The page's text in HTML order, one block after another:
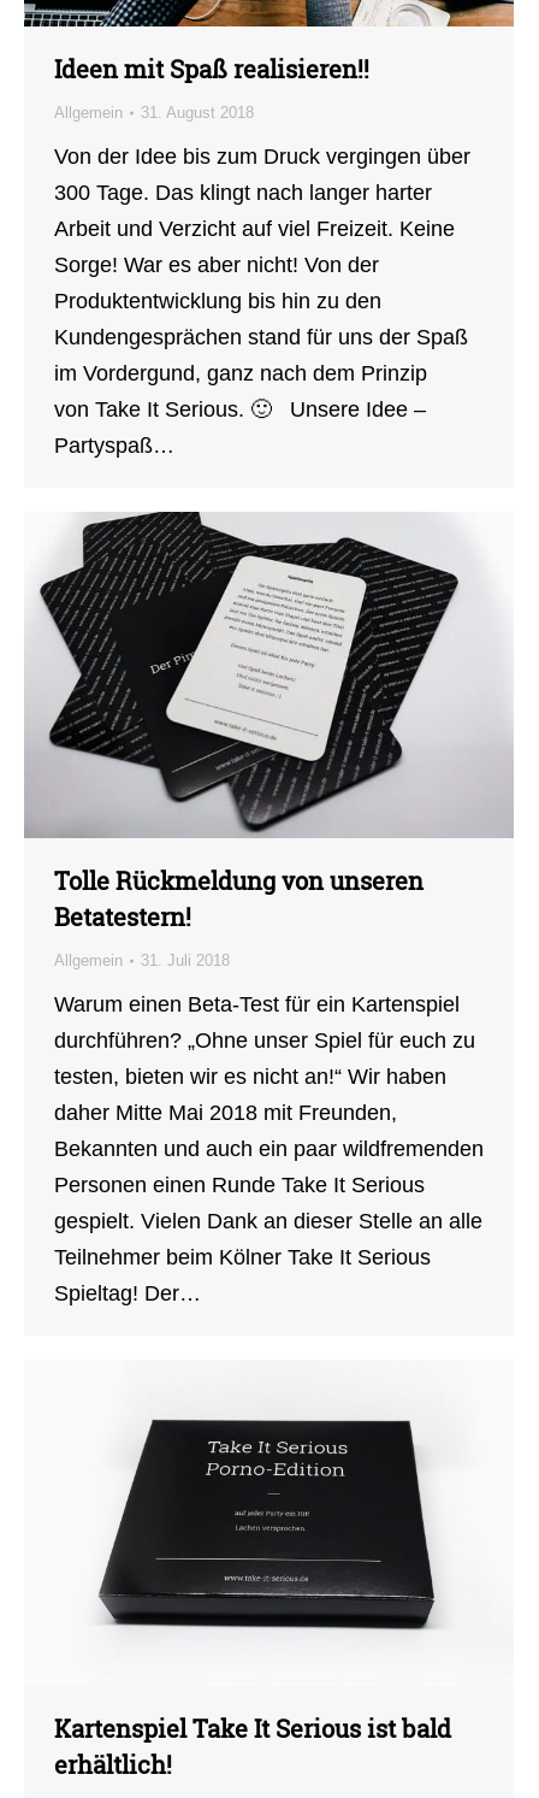
Ideen mit Spaß realisieren!!
Allgemein 31. August 2018
Von der Idee bis zum Druck vergingen über
300 Tage. Das klingt nach langer harter
Arbeit und Verzicht auf viel Freizeit. Keine
Sorge! War es aber nicht! Von der
Produktentwicklung bis hin zu den
Kundengesprächen stand für uns der Spaß
im Vordergund, ganz nach dem Prinzip
von Take It Serious. 🙂 Unsere Idee –
Partyspaß…
Tolle Rückmeldung von unseren
Betatestern!
Allgemein 31. Juli 2018
Warum einen Beta-Test für ein Kartenspiel
durchführen? „Ohne unser Spiel für euch zu
testen, bieten wir es nicht an!“ Wir haben
daher Mitte Mai 2018 mit Freunden,
Bekannten und auch ein paar wildfremenden
Personen einen Runde Take It Serious
gespielt. Vielen Dank an dieser Stelle an alle
Teilnehmer beim Kölner Take It Serious
Spieltag! Der…
Kartenspiel Take It Serious ist bald
erhältlich!